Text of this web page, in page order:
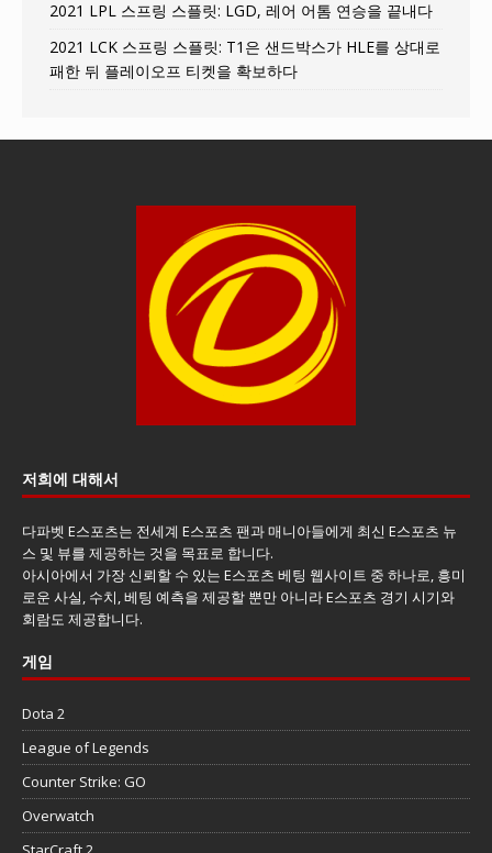
2021 LPL 스프링 스플릿: LGD, 레어 어톰 연승을 끝내다
2021 LCK 스프링 스플릿: T1은 샌드박스가 HLE를 상대로
패한 뒤 플레이오프 티켓을 확보하다
저희에 대해서
다파벳 E스포츠는 전세계 E스포츠 팬과 매니아들에게 최신 E스포츠 뉴
스 및 뷰를 제공하는 것을 목표로 합니다.
아시아에서 가장 신뢰할 수 있는 E스포츠 베팅 웹사이트 중 하나로, 흥미
로운 사실, 수치, 베팅 예측을 제공할 뿐만 아니라 E스포츠 경기 시기와
회람도 제공합니다.
게임
Dota 2
League of Legends
Counter Strike: GO
Overwatch